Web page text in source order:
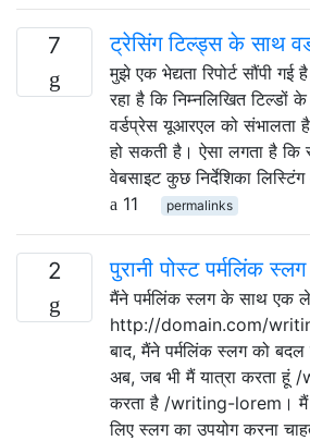
7 ट्रेसिंग टिल्ड्स के साथ
मुझे एक भेद्यता रिपोर्ट सौंपी
रहा है कि निम्नलिखित
वर्डप्रेस यूआरएल को संभालता
हो सकती है। ऐसा लगता है कि
वेबसाइट कुछ निर्देशिका
11
permalinks
2 पुरानी पोस्ट पर्मलिंक
मैंने पर्मलिंक स्लग के साथ एक
http://domain.com/
बाद, मैंने पर्मलिंक स्लग को
अब, जब भी मैं यात्रा करता हूं
करता है /writing-lorem।
लिए स्लग का उपयोग करना